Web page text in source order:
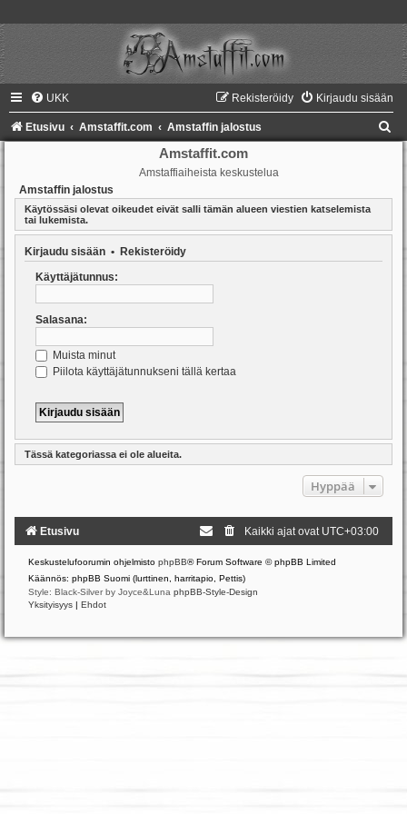
UKK Kirjaudu sisään
Rekisteröidy
Etusivu Amstaffit.com Amstaffin jalostus
Amstaffit.com
Amstaffiaiheista keskustelua
Amstaffin jalostus
Käytössäsi olevat oikeudet eivät salli tämän alueen viestien katselemista
tai lukemista.
Kirjaudu sisään • Rekisteröidy
Käyttäjätunnus:
Salasana:
Muista minut
Piilota käyttäjätunnukseni tällä kertaa
Tässä kategoriassa ei ole alueita.
Hyppää
Etusivu Kaikki ajat ovat UTC+03:00
Keskustelufoorumin ohjelmisto phpBB® Forum Software © phpBB Limited
Käännös: phpBB Suomi (lurttinen, harritapio, Pettis)
Style: Black-Silver by Joyce&Luna phpBB-Style-Design
Yksityisyys | Ehdot